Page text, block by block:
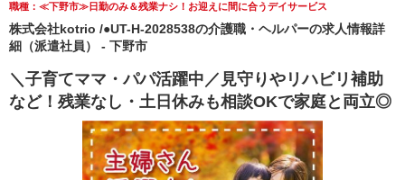
職種：≪下野市≫日勤のみ＆残業ナシ！お迎えに間に合うデイサービス
株式会社kotrio /●UT-H-2028538の介護職・ヘルパーの求人情報詳
細（派遣社員） - 下野市
＼子育てママ・パパ活躍中／見守りやリハビリ補助
など！残業なし・土日休みも相談OKで家庭と両立◎